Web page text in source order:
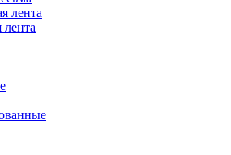
лента